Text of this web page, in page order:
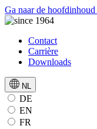
Ga naar de hoofdinhoud
Contact
Carrière
Downloads
NL
DE
EN
FR